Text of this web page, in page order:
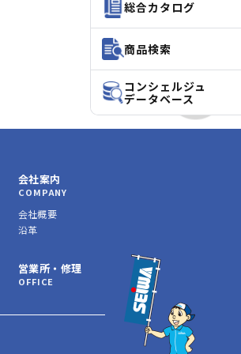
会社案内
COMPANY
会社概要
沿革
営業所・修理
OFFICE
総合カタログ
商品検索
コンシェルジュ
データベース